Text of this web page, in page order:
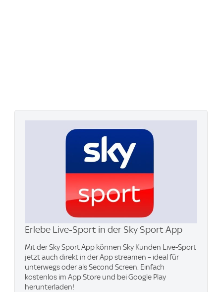
Erlebe Live-Sport in der Sky Sport App
Mit der Sky Sport App können Sky Kunden Live-Sport
jetzt auch direkt in der App streamen – ideal für
unterwegs oder als Second Screen. Einfach
kostenlos im App Store und bei Google Play
herunterladen!